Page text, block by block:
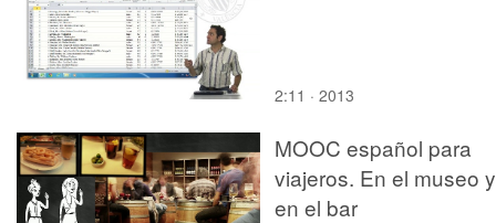
2:11 · 2013
MOOC español para
viajeros. En el museo y
en el bar